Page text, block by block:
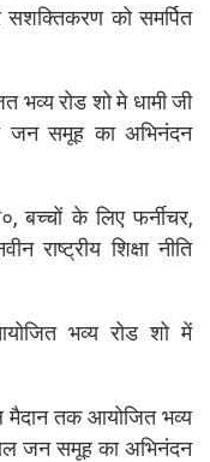
को समर्पित
रोड शो मे धामी जी
जन समूह का अभिनंदन
बच्चों के लिए फर्नीचर,
राष्ट्रीय शिक्षा नीति
भव्य रोड शो में
मैदान तक आयोजित भव्य
जन समूह का अभिनंदन